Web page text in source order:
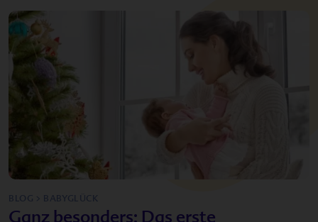
BLOG > BABYGLÜCK
Ganz besonders: Das erste